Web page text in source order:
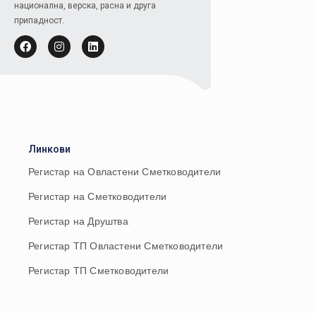
национална, верска, расна и друга
припадност.
Линкови
Регистар на Овластени Сметководители
Регистар на Сметководители
Регистар на Друштва
Регистар ТП Овластени Сметководители
Регистар ТП Сметководители